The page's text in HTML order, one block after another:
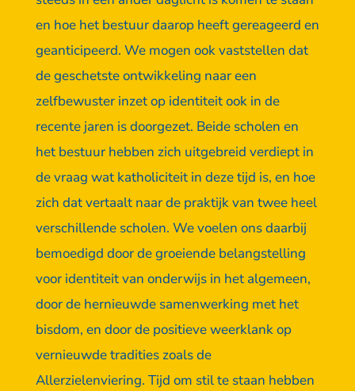
en hoe het bestuur daarop heeft gereageerd en
geanticipeerd. We mogen ook vaststellen dat
de geschetste ontwikkeling naar een
zelfbewuster inzet op identiteit ook in de
recente jaren is doorgezet. Beide scholen en
het bestuur hebben zich uitgebreid verdiept in
de vraag wat katholiciteit in deze tijd is, en hoe
zich dat vertaalt naar de praktijk van twee heel
verschillende scholen. We voelen ons daarbij
bemoedigd door de groeiende belangstelling
voor identiteit van onderwijs in het algemeen,
door de hernieuwde samenwerking met het
bisdom, en door de positieve weerklank op
vernieuwde tradities zoals de
Allerzielenviering. Tijd om stil te staan hebben